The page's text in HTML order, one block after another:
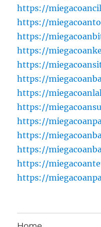
https://
https://
https://
https://
https://
https://
https://
https://
https://
https://
https://
https://
https://